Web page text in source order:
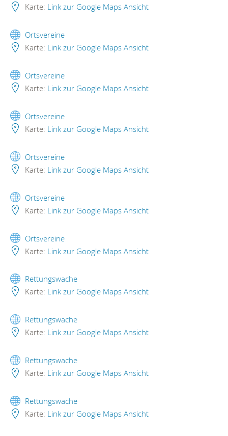
Karte: Link zur Google Maps Ansicht
Ortsvereine
Karte: Link zur Google Maps Ansicht
Ortsvereine
Karte: Link zur Google Maps Ansicht
Ortsvereine
Karte: Link zur Google Maps Ansicht
Ortsvereine
Karte: Link zur Google Maps Ansicht
Ortsvereine
Karte: Link zur Google Maps Ansicht
Ortsvereine
Karte: Link zur Google Maps Ansicht
Rettungswache
Karte: Link zur Google Maps Ansicht
Rettungswache
Karte: Link zur Google Maps Ansicht
Rettungswache
Karte: Link zur Google Maps Ansicht
Rettungswache
Karte: Link zur Google Maps Ansicht